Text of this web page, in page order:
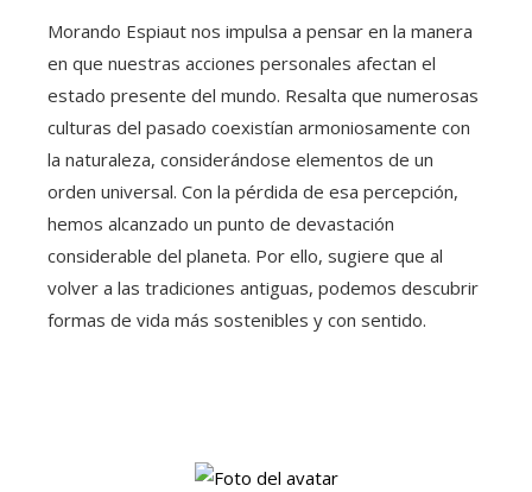
Morando Espiaut nos impulsa a pensar en la manera
en que nuestras acciones personales afectan el
estado presente del mundo. Resalta que numerosas
culturas del pasado coexistían armoniosamente con
la naturaleza, considerándose elementos de un
orden universal. Con la pérdida de esa percepción,
hemos alcanzado un punto de devastación
considerable del planeta. Por ello, sugiere que al
volver a las tradiciones antiguas, podemos descubrir
formas de vida más sostenibles y con sentido.